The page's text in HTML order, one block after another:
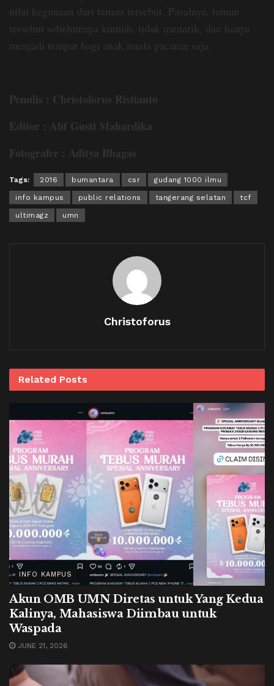
nilai kegunaan dari taman tersebut. Pasalnya, taman
tersebut sebelumnya kumuh, tidak menarik, dan hanya
menjadi tempat bagi anak muda pacaran saja.
Penulis : Christoforus Ristianto
Editor : Alif Gusti Mahardika
Fotografer : Aditya Bhagas
Tags: 2016 bumantara csr gudang 1000 ilmu
info kampus public relations tangerang selatan tcf
ultimagz umn
Christoforus
Related Posts
INFO KAMPUS
Akun OMB UMN Diretas untuk Yang Kedua
Kalinya, Mahasiswa Diimbau untuk
Waspada
JUNE 21, 2026